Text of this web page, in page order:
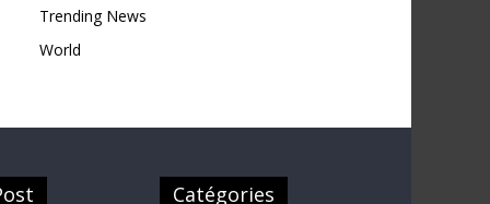
Trending News
World
Catégories